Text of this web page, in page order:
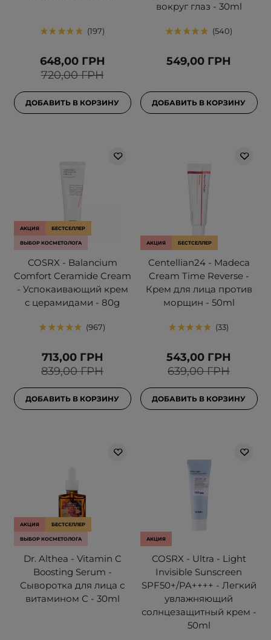
197
720,00 ГРН
648,00 ГРН
ДОБАВИТЬ В КОРЗИНУ
вокруг глаз - 30ml
540
549,00 ГРН
ДОБАВИТЬ В КОРЗИНУ
АКЦИЯ БЕСТСЕЛЛЕР
ВЫБОР КОСМЕТОЛОГА
COSRX - Balancium
Comfort Ceramide Cream
- Успокаивающий крем
с церамидами - 80g
967
839,00 ГРН
713,00 ГРН
ДОБАВИТЬ В КОРЗИНУ
АКЦИЯ БЕСТСЕЛЛЕР
Centellian24 - Madeca
Cream Time Reverse -
Крем для лица против
морщин - 50ml
33
639,00 ГРН
543,00 ГРН
ДОБАВИТЬ В КОРЗИНУ
АКЦИЯ БЕСТСЕЛЛЕР
ВЫБОР КОСМЕТОЛОГА
Dr. Althea - Vitamin C
Boosting Serum -
Сыворотка для лица с
витамином С - 30ml
АКЦИЯ
COSRX - Ultra - Light
Invisible Sunscreen
SPF50+/PA++++ - Легкий
увлажняющий
солнцезащитный крем -
50ml